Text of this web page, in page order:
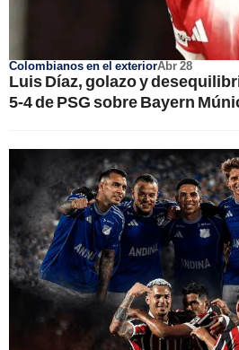
Colombianos en el exteriorAbr 28
Luis Díaz, golazo y
5-4 de PSG sobre Bayern